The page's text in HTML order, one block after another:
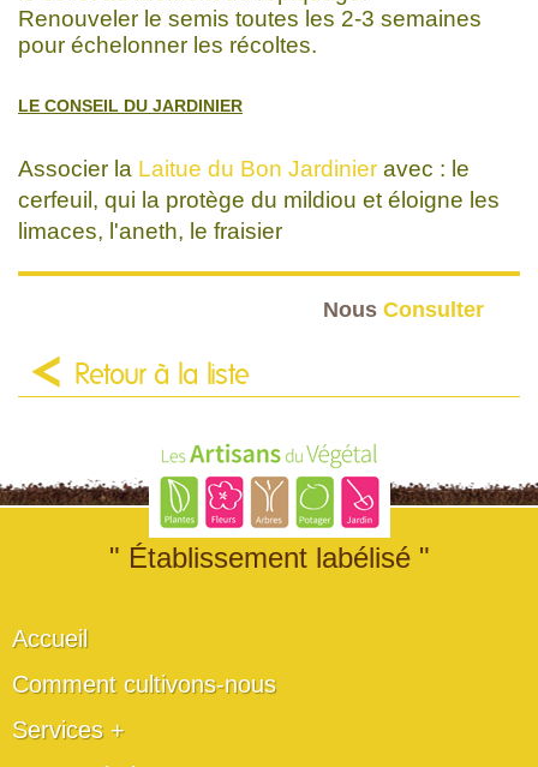
Renouveler le semis toutes les 2-3 semaines
pour échelonner les récoltes.
LE CONSEIL DU JARDINIER
Associer la Laitue du Bon Jardinier avec : le
cerfeuil, qui la protège du mildiou et éloigne les
limaces, l'aneth, le fraisier
Nous Consulter
Retour à la liste
" Établissement labélisé "
Accueil
Comment cultivons-nous
Services +